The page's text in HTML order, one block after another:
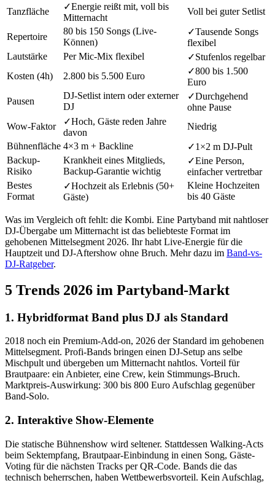
Tanzfläche
✓Energie reißt mit, voll bis
Mitternacht
Voll bei guter Setlist
Repertoire
80 bis 150 Songs (Live-
Können)
✓Tausende Songs
flexibel
Lautstärke
Per Mic-Mix flexibel ✓Stufenlos regelbar
Kosten (4h)
2.800 bis 5.500 Euro ✓800 bis 1.500
Euro
Pausen
DJ-Setlist intern oder externer
DJ
✓Durchgehend
ohne Pause
Wow-Faktor
✓Hoch, Gäste reden Jahre
davon
Niedrig
Bühnenfläche 4×3 m + Backline ✓1×2 m DJ-Pult
Backup-
Risiko
Krankheit eines Mitglieds,
Backup-Garantie wichtig
✓Eine Person,
einfacher vertretbar
Bestes
Format
✓Hochzeit als Erlebnis (50+
Gäste)
Kleine Hochzeiten
bis 40 Gäste
Was im Vergleich oft fehlt: die Kombi. Eine Partyband mit nahtloser
DJ-Übergabe um Mitternacht ist das beliebteste Format im
gehobenen Mittelsegment 2026. Ihr habt Live-Energie für die
Hauptzeit und DJ-Aftershow ohne Bruch. Mehr dazu im Band-vs-
DJ-Ratgeber.
5 Trends 2026 im Partyband-Markt
1. Hybridformat Band plus DJ als Standard
2018 noch ein Premium-Add-on, 2026 der Standard im gehobenen
Mittelsegment. Profi-Bands bringen einen DJ-Setup ans selbe
Mischpult und übergeben um Mitternacht nahtlos. Vorteil für
Brautpaare: ein Anbieter, eine Crew, kein Stimmungs-Bruch.
Marktpreis-Auswirkung: 300 bis 800 Euro Aufschlag gegenüber
Band-Solo.
2. Interaktive Show-Elemente
Die statische Bühnenshow wird seltener. Stattdessen Walking-Acts
beim Sektempfang, Brautpaar-Einbindung in einen Song, Gäste-
Voting für die nächsten Tracks per QR-Code. Bands die das
technisch beherrschen, haben Wettbewerbsvorteil. Kein Aufschlag,